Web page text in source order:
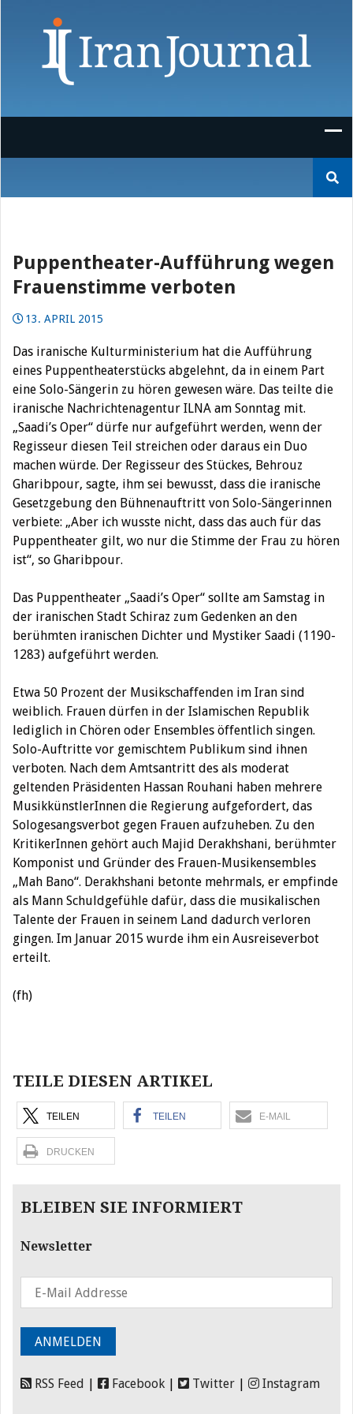
nach:
Puppentheater-Aufführung wegen
Frauenstimme verboten
13. APRIL 2015
Das iranische Kulturministerium hat die Aufführung
eines Puppentheaterstücks abgelehnt, da in einem Part
eine Solo-Sängerin zu hören gewesen wäre. Das teilte die
iranische Nachrichtenagentur ILNA am Sonntag mit.
„Saadi’s Oper“ dürfe nur aufgeführt werden, wenn der
Regisseur diesen Teil streichen oder daraus ein Duo
machen würde. Der Regisseur des Stückes, Behrouz
Gharibpour, sagte, ihm sei bewusst, dass die iranische
Gesetzgebung den Bühnenauftritt von Solo-Sängerinnen
verbiete: „Aber ich wusste nicht, dass das auch für das
Puppentheater gilt, wo nur die Stimme der Frau zu hören
ist“, so Gharibpour.
Das Puppentheater „Saadi’s Oper“ sollte am Samstag in
der iranischen Stadt Schiraz zum Gedenken an den
berühmten iranischen Dichter und Mystiker Saadi (1190-
1283) aufgeführt werden.
Etwa 50 Prozent der Musikschaffenden im Iran sind
weiblich. Frauen dürfen in der Islamischen Republik
lediglich in Chören oder Ensembles öffentlich singen.
Solo-Auftritte vor gemischtem Publikum sind ihnen
verboten. Nach dem Amtsantritt des als moderat
geltenden Präsidenten Hassan Rouhani haben mehrere
MusikkünstlerInnen die Regierung aufgefordert, das
Sologesangsverbot gegen Frauen aufzuheben. Zu den
KritikerInnen gehört auch Majid Derakhshani, berühmter
Komponist und Gründer des Frauen-Musikensembles
„Mah Bano“. Derakhshani betonte mehrmals, er empfinde
als Mann Schuldgefühle dafür, dass die musikalischen
Talente der Frauen in seinem Land dadurch verloren
gingen. Im Januar 2015 wurde ihm ein Ausreiseverbot
erteilt.
(fh)
TEILE DIESEN ARTIKEL
TEILEN TEILEN E-MAIL
DRUCKEN
BLEIBEN SIE INFORMIERT
Newsletter
RSS Feed Facebook Twitter Instagram